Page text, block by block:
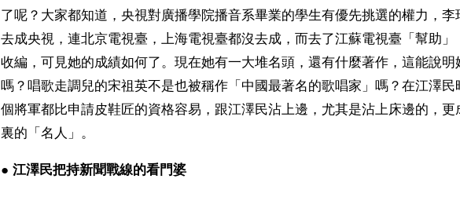
了呢？大家都知道，央視對廣播學院播音系畢業的學生有優先挑選的權力，李
去成央視，連北京電視臺，上海電視臺都沒去成，而去了江蘇電視臺「幫助」
收編，可見她的成績如何了。現在她有一大堆名頭，還有什麼著作，這能說明
嗎？唱歌走調兒的宋祖英不是也被稱作「中國最著名的歌唱家」嗎？在江澤民
個將軍都比申請皮鞋匠的資格容易，跟江澤民沾上邊，尤其是沾上床邊的，更
裏的「名人」。
● 江澤民把持新聞戰線的看門婆